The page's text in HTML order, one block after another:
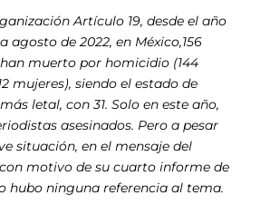
Artículo 19, desde el año
agosto de 2022, en México,156
muerto por homicidio (144
mujeres), siendo el estado de
letal, con 31. Solo en este año,
asesinados. Pero a pesar
situación, en el mensaje del
motivo de su cuarto informe de
hubo ninguna referencia al tema.